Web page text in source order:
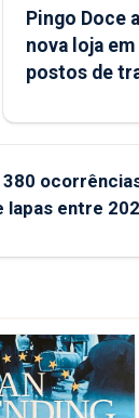
Pingo Doce
nova loja
postos de
380
lapas entre